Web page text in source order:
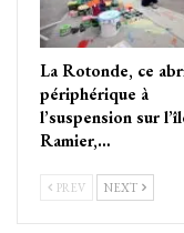
La Rotonde, ce
périphérique à
l’suspension sur
Ramier,…
PREV NEXT